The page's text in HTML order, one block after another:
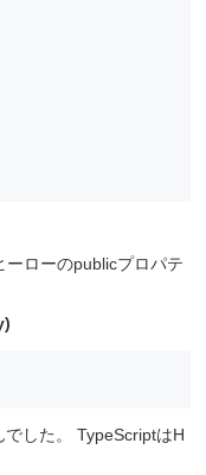
ローのpublicプロパテ
した。 TypeScriptはH